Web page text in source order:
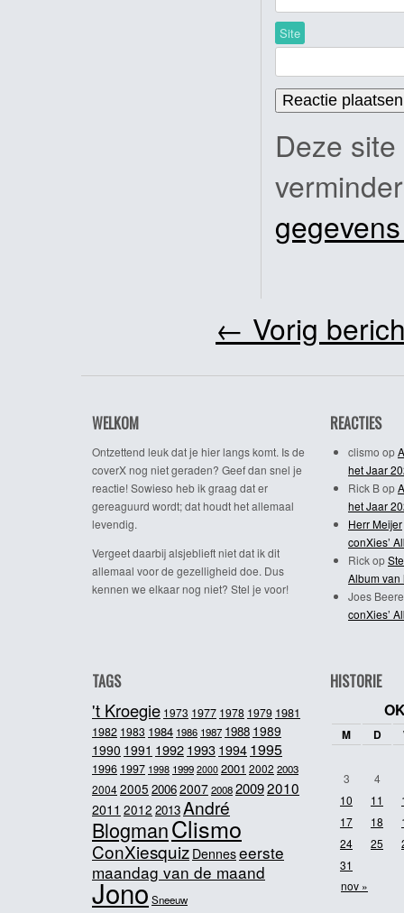
Site
Deze
← Vorig
WELKOM
Ontzettend leuk dat je hier langs komt. Is de
coverX nog niet geraden? Geef dan snel je
reactie! Sowieso heb ik graag dat er
gereaguurd wordt; dat houdt het allemaal
levendig.
Vergeet daarbij alsjeblieft niet dat ik dit
allemaal voor de gezelligheid doe. Dus
kennen we elkaar nog niet? Stel je voor!
REACTIES
clismo op
het Jaar
Rick Bop
het Jaar
Herr Meijer
conXies’
Rickop
Album van
Joes
conXies’
TAGS
't Kroegie 1973 1977 1978 1979 1981
1982 1983 1984 1986 1987 1988 1989
1990 1991 19921993 1994 1995
1996 1997 1998 1999 2000 2001 2002 2003
20042005 20062007200820092010
2011 2012 2013André
BlogmanClismo
ConXiesquiz Denneseerste
maandag van de maand
JonoSneeuw
HISTORIE
M D
3
4
10
11
17
18
24
25
31
nov »